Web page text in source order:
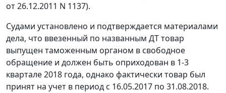
от 26.12.2011 N 1137).
Судами установлено и подтверждается материалами
дела, что ввезенный по названным ДТ товар
выпущен таможенным органом в свободное
обращение и должен быть оприходован в 1-3
квартале 2018 года, однако фактически товар был
принят на учет в период с 16.05.2017 по 31.08.2018.